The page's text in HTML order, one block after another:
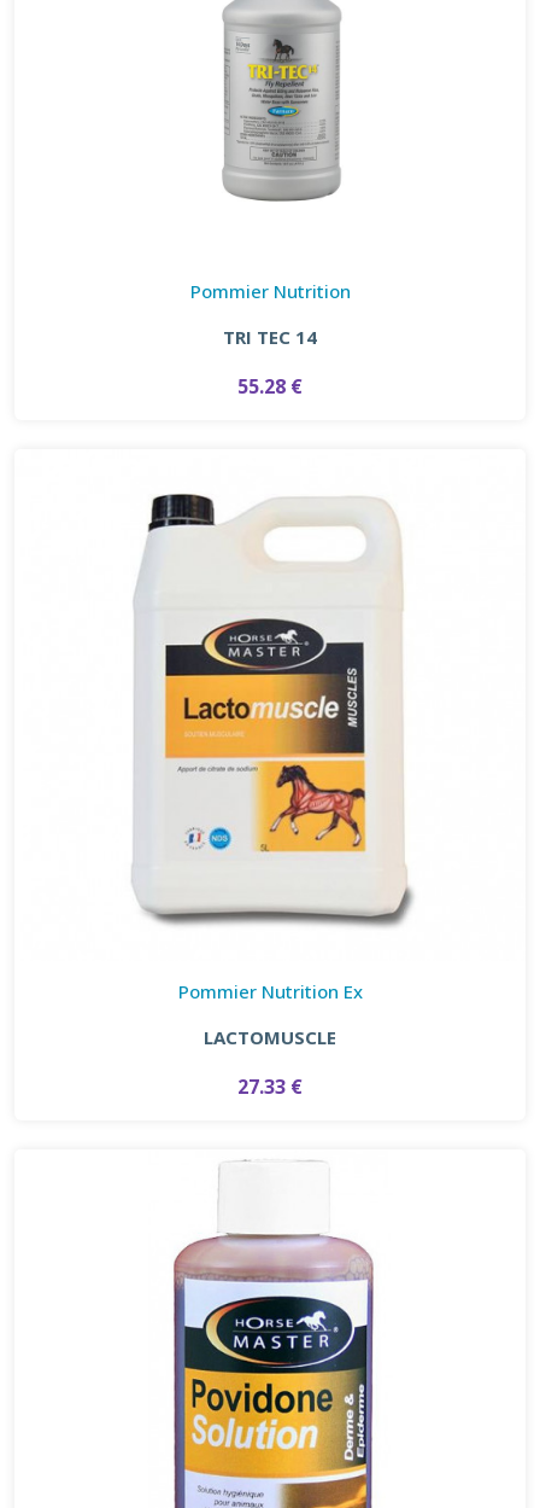
Pommier Nutrition
TRI TEC 14
55.28 €
Pommier Nutrition Ex
LACTOMUSCLE
27.33 €